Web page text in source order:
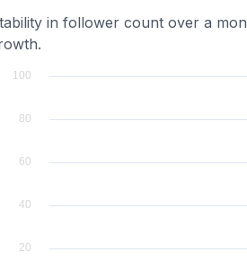
in follower count over a